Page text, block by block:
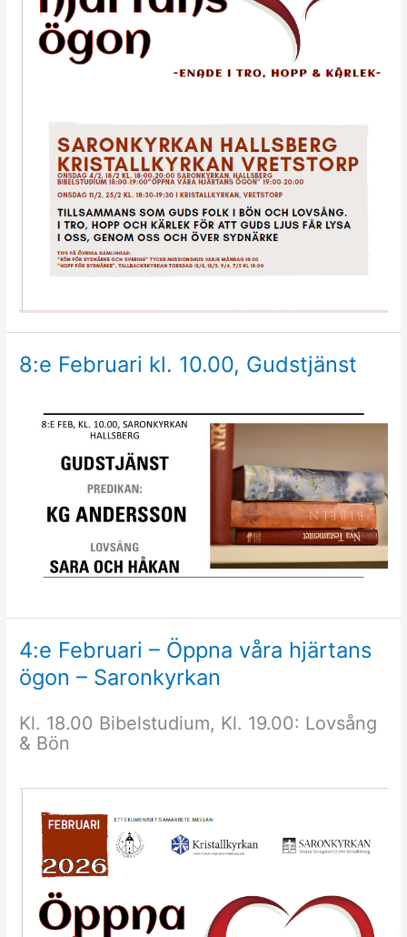
8:e Februari kl. 10.00, Gudstjänst
4:e Februari – Öppna våra hjärtans
ögon – Saronkyrkan
Kl. 18.00 Bibelstudium, Kl. 19.00: Lovsång
& Bön